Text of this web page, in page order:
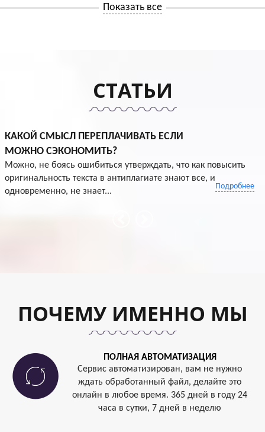
Показать все
СТАТЬИ
КАКОЙ СМЫСЛ ПЕРЕПЛАЧИВАТЬ ЕСЛИ
МОЖНО СЭКОНОМИТЬ?
Можно, не боясь ошибиться утверждать, что как повысить
оригинальность текста в антиплагиате знают все, и
одновременно, не знает...
Подробнее
ПОЧЕМУ ИМЕННО МЫ
ПОЛНАЯ АВТОМАТИЗАЦИЯ
Сервис автоматизирован, вам не нужно
ждать обработанный файл, делайте это
онлайн в любое время. 365 дней в году 24
часа в сутки, 7 дней в неделю